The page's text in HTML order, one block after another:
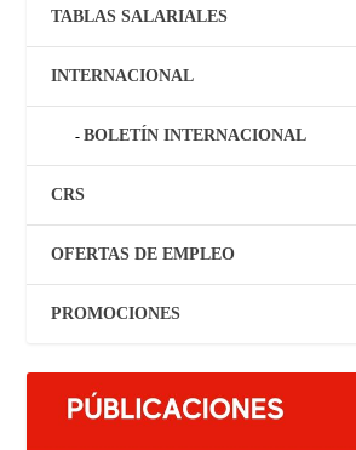
TABLAS SALARIALES
INTERNACIONAL
BOLETÍN INTERNACIONAL
CRS
OFERTAS DE EMPLEO
PROMOCIONES